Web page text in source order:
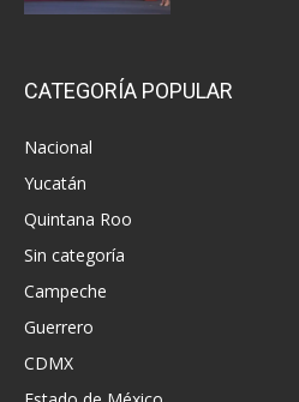
CATEGORÍA POPULAR
Nacional
Yucatán
Quintana Roo
Sin categoría
Campeche
Guerrero
CDMX